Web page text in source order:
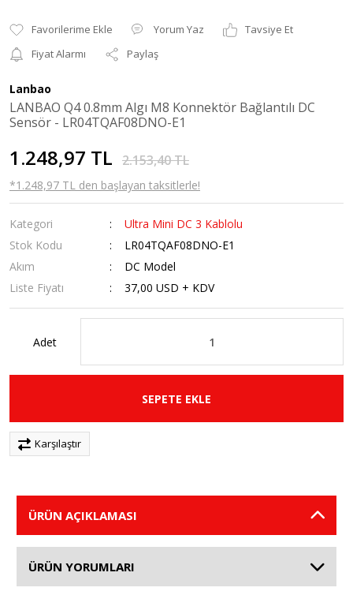
Yorum Yaz
Tavsiye Et
Fiyat Alarmı
Paylaş
Lanbao
LANBAO Q4 0.8mm Algı M8 Konnektör Bağlantılı DC
Sensör - LR04TQAF08DNO-E1
1.248,97 TL 2.153,40 TL
*1.248,97 TL den başlayan taksitlerle!
Kategori
Ultra Mini DC 3 Kablolu
Stok Kodu
LR04TQAF08DNO-E1
Akım
DC Model
Liste Fiyatı
37,00 USD + KDV
Adet
SEPETE EKLE
Karşılaştır
ÜRÜN AÇIKLAMASI
ÜRÜN YORUMLARI